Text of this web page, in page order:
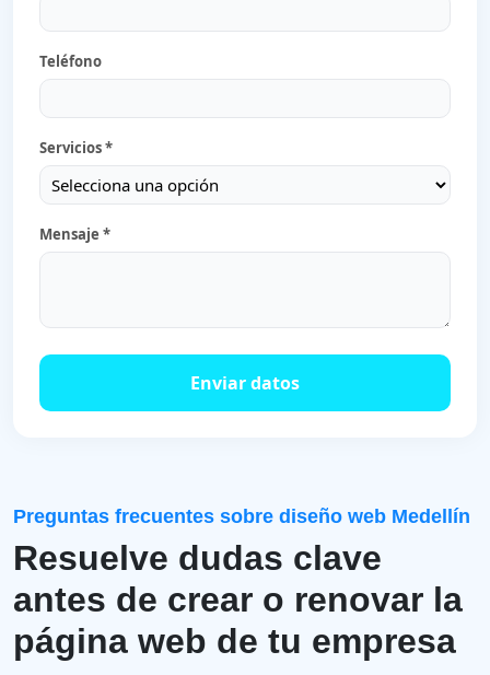
Teléfono
Servicios *
Mensaje *
Enviar datos
Preguntas frecuentes sobre diseño web Medellín
Resuelve dudas clave
antes de crear o renovar la
página web de tu empresa